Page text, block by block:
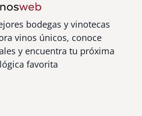
bodegas y vinotecas
vinos únicos, conoce
y encuentra tu próxima
favorita